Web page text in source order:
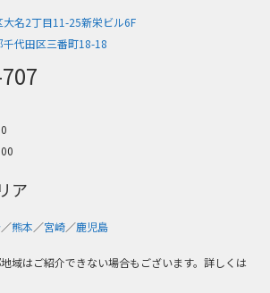
大名2丁目11-25新栄ビル6F
千代田区三番町18-18
ア
／熊本／宮崎／鹿児島
域はご紹介できない場合もございます。詳しくは